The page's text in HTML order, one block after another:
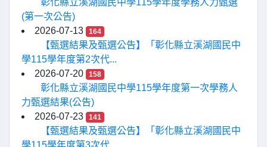
彰化縣立溪湖國民中學115學年度學務人力甄選
(第一次公告)
2026-07-13
164
【甄選結果及甄選公告】「彰化縣立溪湖國民中
學115學年度第2次代...
2026-07-20
158
彰化縣立溪湖國民中學115學年度第一次學務人
力甄選結果(公告)
2026-07-23
141
【甄選結果及甄選公告】「彰化縣立溪湖國民中
學115學年度第3次代...